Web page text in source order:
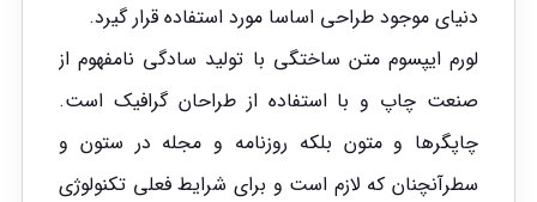
دنیای موجود طراحی اساسا مورد استفاده قرار گیرد.
لورم ایپسوم متن ساختگی با تولید سادگی نامفهوم از
صنعت چاپ و با استفاده از طراحان گرافیک است.
چاپگرها و متون بلکه روزنامه و مجله در ستون و
سطرآنچنان که لازم است و برای شرایط فعلی تکنولوژی